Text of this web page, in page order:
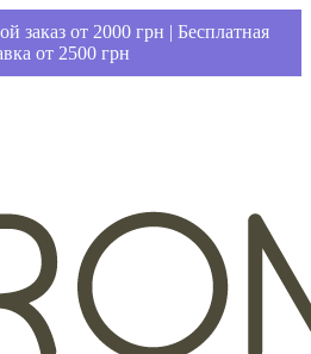
заказ от 2000 грн | Бесплатная
от 2500 грн